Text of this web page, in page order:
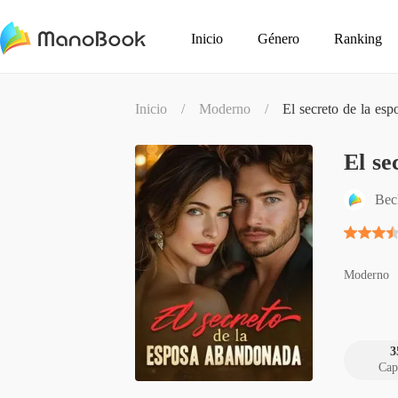
Inicio Género Ranking
Inicio / Moderno / El secreto de la
El
Moderno